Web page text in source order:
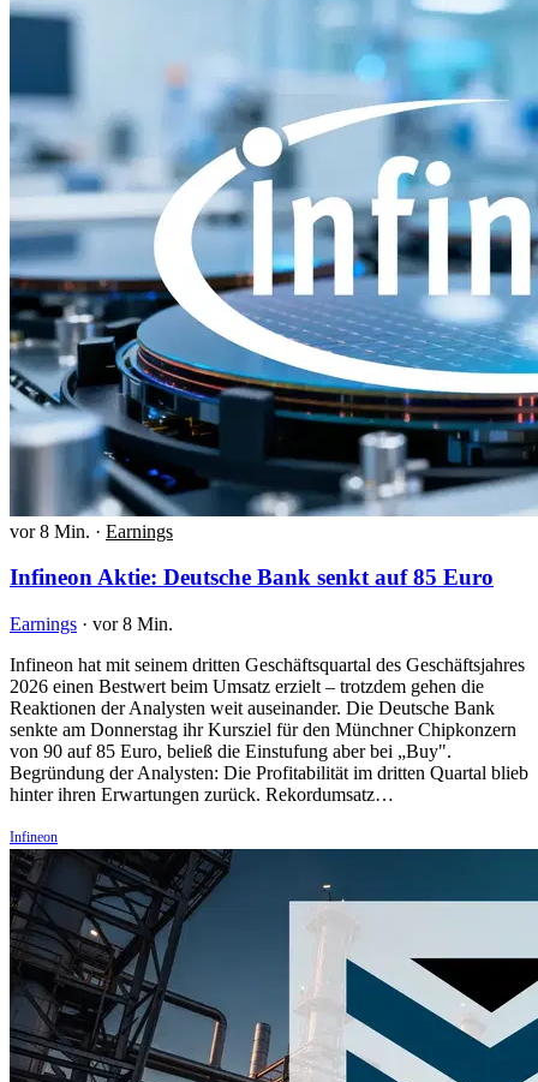
vor 8 Min. · Earnings
Infineon Aktie: Deutsche Bank senkt auf 85 Euro
Earnings · vor 8 Min.
Infineon hat mit seinem dritten Geschäftsquartal des Geschäftsjahres
2026 einen Bestwert beim Umsatz erzielt – trotzdem gehen die
Reaktionen der Analysten weit auseinander. Die Deutsche Bank
senkte am Donnerstag ihr Kursziel für den Münchner Chipkonzern
von 90 auf 85 Euro, beließ die Einstufung aber bei „Buy".
Begründung der Analysten: Die Profitabilität im dritten Quartal blieb
hinter ihren Erwartungen zurück. Rekordumsatz…
Infineon